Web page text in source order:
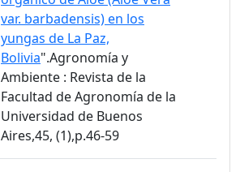
var. barbadensis) en los
yungas de La Paz,
Bolivia".Agronomía y
Ambiente : Revista de la
Facultad de Agronomía de la
Universidad de Buenos
Aires,45, (1),p.46-59